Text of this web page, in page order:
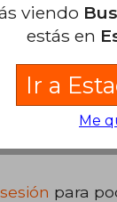
para
viendo
estás en
Ir a
Me